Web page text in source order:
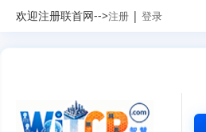
欢迎注册联首网-->注册 | 登录